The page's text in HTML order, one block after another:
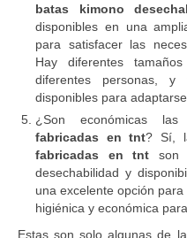
batas kimono
disponibles en una
para satisfacer las
Hay diferentes
diferentes personas, y
disponibles para
¿Son económicas las
fabricadas en tnt? Sí,
fabricadas en tnt son
desechabilidad y
una excelente opción
higiénica y económica
Estas son solo algunas de